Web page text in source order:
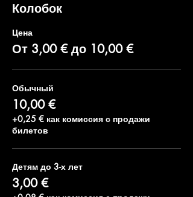
Колобок
Цена
От 3,00 € до 10,00 €
Обычный
10,00 €
+0,25 € как комиссия с продажи
билетов
Детям до 3-х лет
3,00 €